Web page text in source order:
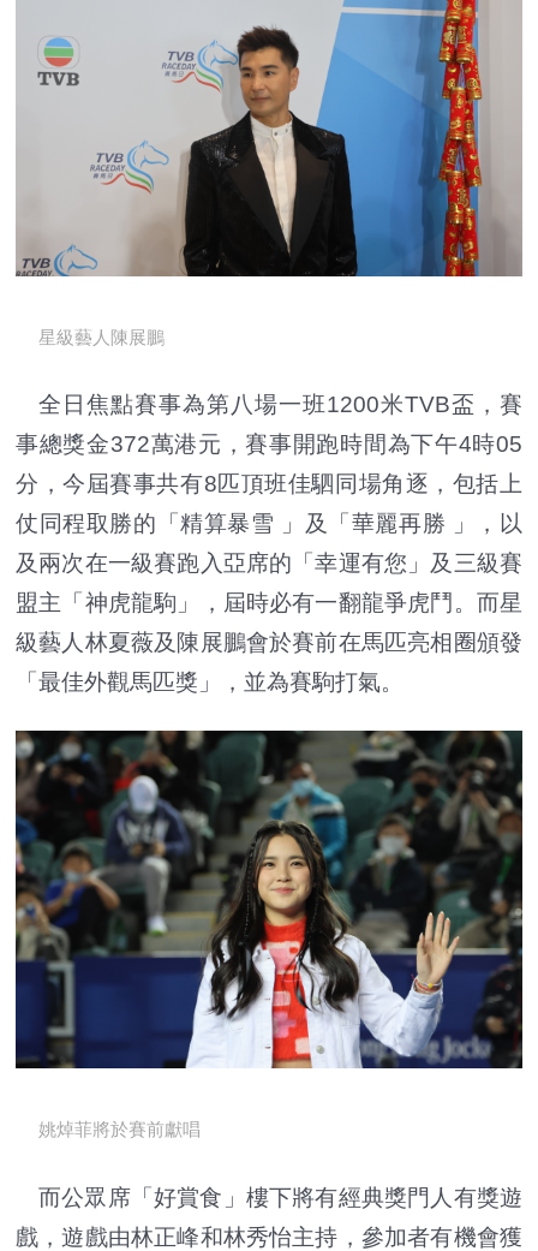
星級藝人陳展鵬
全日焦點賽事為第八場一班1200米TVB盃，賽
事總獎金372萬港元，賽事開跑時間為下午4時05
分，今屆賽事共有8匹頂班佳駟同場角逐，包括上
仗同程取勝的「精算暴雪 」及「華麗再勝 」，以
及兩次在一級賽跑入亞席的「幸運有您」及三級賽
盟主「神虎龍駒」，屆時必有一翻龍爭虎鬥。而星
級藝人林夏薇及陳展鵬會於賽前在馬匹亮相圈頒發
「最佳外觀馬匹獎」，並為賽駒打氣。
姚焯菲將於賽前獻唱
而公眾席「好賞食」樓下將有經典獎門人有獎遊
戲，遊戲由林正峰和林秀怡主持，參加者有機會獲